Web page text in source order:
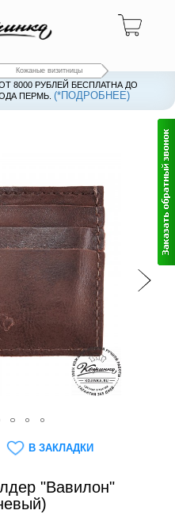
Кожаные визитницы
8000 РУБЛЕЙ БЕСПЛАТНА ДО
ПЕРМЬ. (*ПОДРОБНЕЕ)
"Вавилон"
В ЗАКЛАДКИ